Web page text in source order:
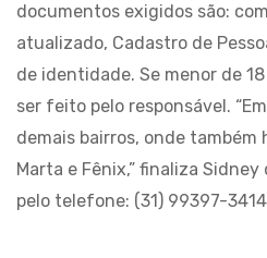
documentos exigidos são:
atualizado, Cadastro de
de identidade. Se menor de
ser feito pelo responsável.
demais bairros, onde também
Marta e Fênix,” finaliza
pelo telefone: (31) 99397-